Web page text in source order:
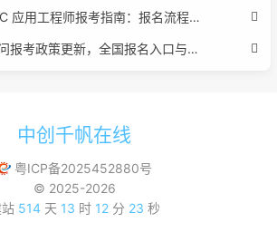
干货 | 2026 年 AIGC 应用工程师报考指南：报名流程、学历要求、培训课程、就业方向全梳理
2026年医疗陪诊顾问报考政策更新，全国报名入口与报考指南全同步
中创千帆在线
粤ICP备2025452880号
© 2025-2026
514 天 13 时 12 分 23 秒